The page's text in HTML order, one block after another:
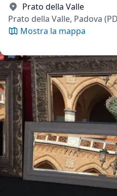
Prato della Valle
Prato della Valle, Padova
Mostra la mappa